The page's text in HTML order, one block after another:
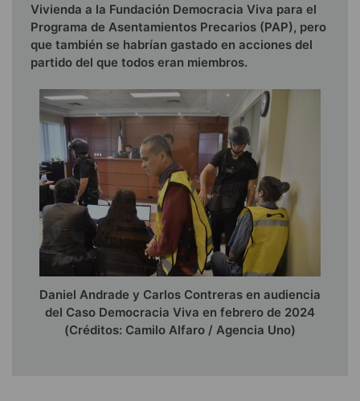
Vivienda a la Fundación Democracia Viva para el
Programa de Asentamientos Precarios (PAP), pero
que también se habrían gastado en acciones del
partido del que todos eran miembros.
Daniel Andrade y Carlos Contreras en audiencia
del Caso Democracia Viva en febrero de 2024
(Créditos: Camilo Alfaro / Agencia Uno)